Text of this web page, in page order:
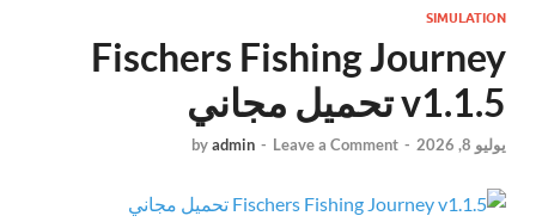
SIMULATION
Fischers Fishing Journey
v1.1.5 تحميل مجاني
يوليو 8, 2026 -
byadmin - Leave a Comment